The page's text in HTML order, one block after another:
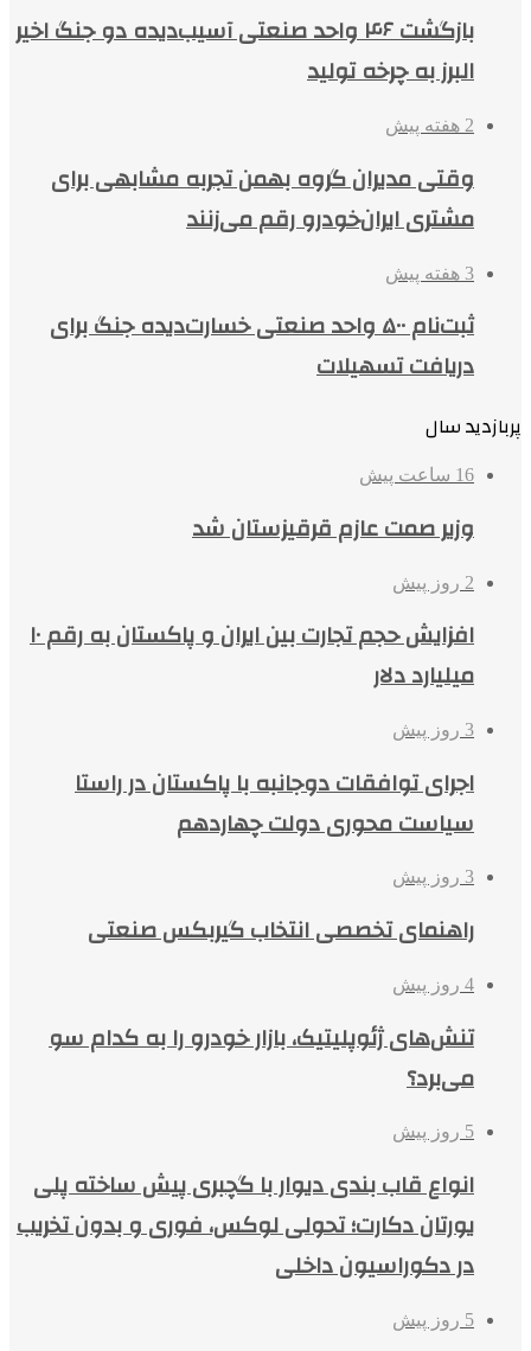
بازگشت ۴۶ واحد صنعتی آسیب‌دیده دو جنگ اخیر
البرز به چرخه تولید
2 هفته پیش
وقتی مدیران گروه بهمن تجربه مشابهی برای
مشتری ایران‌خودرو رقم می‌زنند
3 هفته پیش
ثبت‌نام ۵۰۰ واحد صنعتی خسارت‌دیده جنگ برای
دریافت تسهیلات
پربازدید سال
16 ساعت پیش
وزیر صمت عازم قرقیزستان شد
2 روز پیش
افزایش حجم تجارت بین ایران و پاکستان به رقم ۱۰
میلیارد دلار
3 روز پیش
اجرای توافقات دوجانبه با پاکستان در راستا
سیاست محوری دولت چهاردهم
3 روز پیش
راهنمای تخصصی انتخاب گیربکس صنعتی
4 روز پیش
تنش‌های ژئوپلیتیک، بازار خودرو را به کدام سو
می‌برد؟
5 روز پیش
انواع قاب بندی دیوار با گچبری پیش ساخته پلی
یورتان دکارت؛ تحولی لوکس، فوری و بدون تخریب
در دکوراسیون داخلی
5 روز پیش